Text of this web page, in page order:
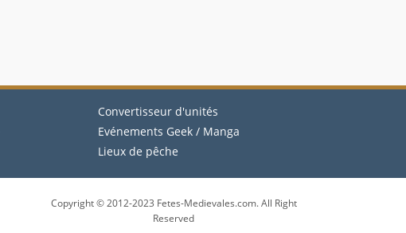
Convertisseur d'unités
Evénements Geek / Manga
Lieux de pêche
Copyright © 2012-2023 Fetes-Medievales.com. All Right
Reserved